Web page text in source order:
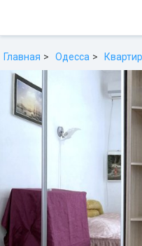
Главная Одесса